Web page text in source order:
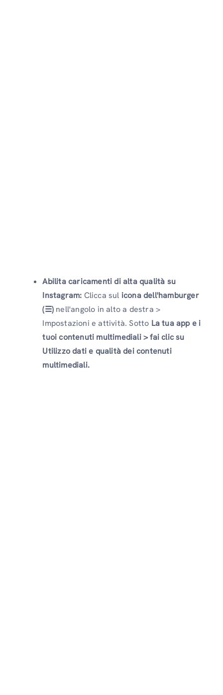
Abilita caricamenti di alta qualità su
Instagram: Clicca sul icona dell'hamburger
(☰) nell'angolo in alto a destra >
Impostazioni e attività. Sotto La tua app e i
tuoi contenuti multimediali > fai clic su
Utilizzo dati e qualità dei contenuti
multimediali.